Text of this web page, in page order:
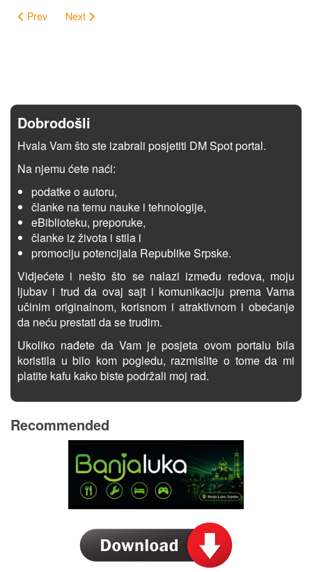
Prev Next
Dobrodošli
Hvala Vam što ste izabrali posjetiti DM Spot portal.
Na njemu ćete naći:
podatke o autoru,
članke na temu nauke i tehnologije,
eBiblioteku, preporuke,
članke iz života i stila i
promociju potencijala Republike Srpske.
Vidjećete i nešto što se nalazi između redova, moju
ljubav i trud da ovaj sajt i komunikaciju prema Vama
učinim originalnom, korisnom i atraktivnom i obećanje
da neću prestati da se trudim.
Ukoliko nađete da Vam je posjeta ovom portalu bila
koristila u bilo kom pogledu, razmislite o tome da mi
platite kafu kako biste podržali moj rad.
Recommended